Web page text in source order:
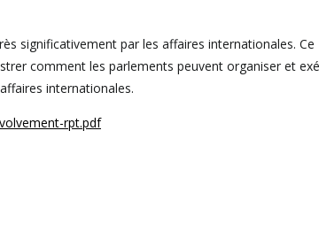
significativement par les affaires internationales. Ce
comment les parlements peuvent organiser et
internationales.
rpt.pdf